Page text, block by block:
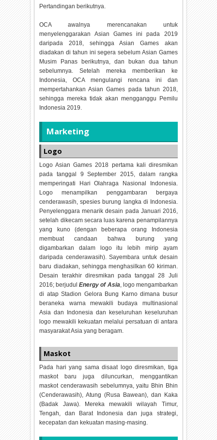
Pertandingan berikutnya.
OCA awalnya merencanakan untuk
menyelenggarakan Asian Games ini pada 2019
daripada 2018, sehingga Asian Games akan
diadakan di tahun ini segera sebelum Asian Games
Musim Panas berikutnya, dan bukan dua tahun
sebelumnya. Setelah mereka memberikan ke
Indonesia, OCA mengulangi rencana ini dan
mempertahankan Asian Games pada tahun 2018,
sehingga mereka tidak akan mengganggu Pemilu
Indonesia 2019.
Marketing
Logo
Logo Asian Games 2018 pertama kali diresmikan
pada tanggal 9 September 2015, dalam rangka
memperingati Hari Olahraga Nasional Indonesia.
Logo menampilkan penggambaran bergaya
cenderawasih, spesies burung langka di Indonesia.
Penyelenggara menarik desain pada Januari 2016,
setelah dikecam secara luas karena penampilannya
yang kuno (dengan beberapa orang Indonesia
membuat candaan bahwa burung yang
digambarkan dalam logo itu lebih mirip ayam
daripada cenderawasih). Sayembara untuk desain
baru diadakan, sehingga menghasilkan 60 kiriman.
Desain terakhir diresmikan pada tanggal 28 Juli
2016; berjudulEnergy of Asia , logo mengambarkan
di atap Stadion Gelora Bung Karno dimana busur
beraneka warna mewakili budaya multinasional
Asia dan Indonesia dan keseluruhan keseluruhan
logo mewakili kekuatan melalui persatuan di antara
masyarakat Asia yang beragam.
Maskot
Pada hari yang sama disaat logo diresmikan, tiga
maskot baru juga diluncurkan, menggantikan
maskot cenderawasih sebelumnya, yaitu Bhin Bhin
(Cenderawasih), Atung (Rusa Bawean), dan Kaka
(Badak Jawa). Mereka mewakili wilayah Timur,
Tengah, dan Barat Indonesia dan juga strategi,
kecepatan dan kekuatan masing-masing.